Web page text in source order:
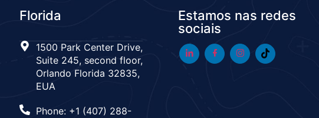
Florida
1500 Park Center Drive,
Suite 245, second floor,
Orlando Florida 32835,
EUA
Phone: +1 (407) 288-
Estamos nas redes
sociais